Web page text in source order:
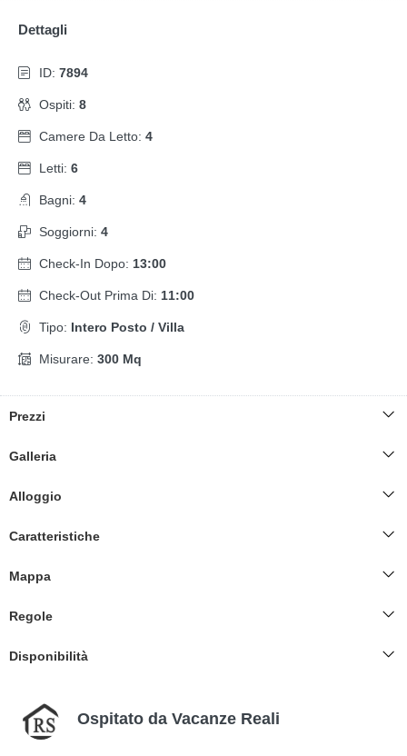
Dettagli
ID: 7894
Ospiti: 8
Camere Da Letto: 4
Letti: 6
Bagni: 4
Soggiorni: 4
Check-In Dopo: 13:00
Check-Out Prima Di: 11:00
Tipo: Intero Posto / Villa
Misurare: 300 Mq
Prezzi
Galleria
Alloggio
Caratteristiche
Mappa
Regole
Disponibilità
Ospitato da Vacanze Reali